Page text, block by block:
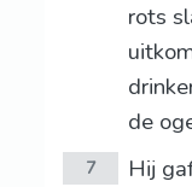
rots
de
7
Hij